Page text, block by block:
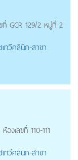
ที่ GCR 129/2 หมู่ที่ 2
ทวีคลินิก-สาขา
งเลขที่ 110-111
ทวีคลินิก-สาขา